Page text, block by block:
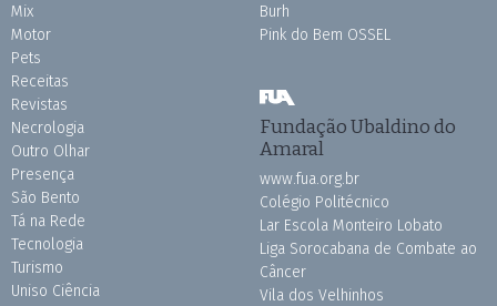
Mix
Motor
Pets
Receitas
Revistas
Necrologia
Outro Olhar
Presença
São Bento
Tá na Rede
Tecnologia
Turismo
Uniso Ciência
Burh
Pink do Bem OSSEL
Fundação Ubaldino do
Amaral
www.fua.org.br
Colégio Politécnico
Lar Escola Monteiro Lobato
Liga Sorocabana de Combate ao
Câncer
Vila dos Velhinhos